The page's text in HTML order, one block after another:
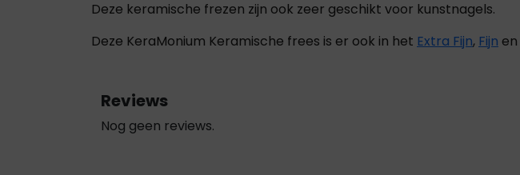
Deze keramische frezen zijn ook zeer geschikt voor kunstnagels.
Deze KeraMonium Keramische frees is er ook in het Extra Fijn, Fijn en
Reviews
Nog geen reviews.